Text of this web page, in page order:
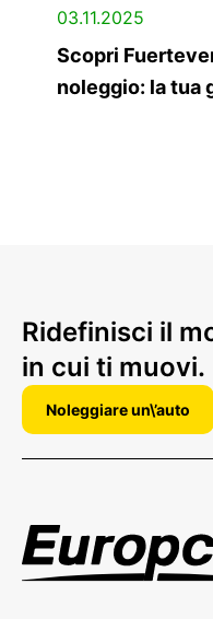
03.11.2025
Scopri
noleggio: la tua
Ridefinisci il
in cui ti muovi.
Noleggiare un\’auto